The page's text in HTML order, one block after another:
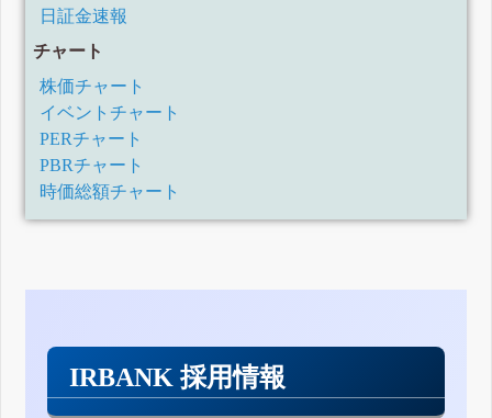
日証金速報
チャート
株価チャート
イベントチャート
PERチャート
PBRチャート
時価総額チャート
IRBANK 採用情報